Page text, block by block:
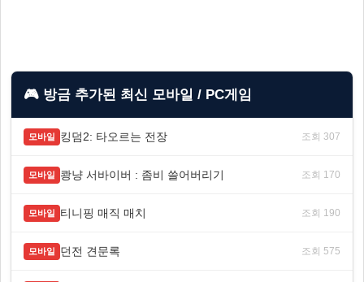
🎮 방금 추가된 최신 모바일 / PC게임
모바일 킹덤2: 타오르는 전장 조회 307
모바일 쾅냥 서바이버 : 좀비 쓸어버리기 조회 170
모바일 티니핑 매직 매치 조회 190
모바일 던전 견문록 조회 575